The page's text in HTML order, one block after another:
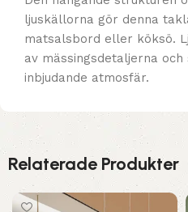
ljuskällorna gör denna
matsalsbord eller köksö.
av mässingsdetaljerna
inbjudande atmosfär.
Relaterade Produkter